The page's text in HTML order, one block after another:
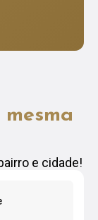
e cidade!